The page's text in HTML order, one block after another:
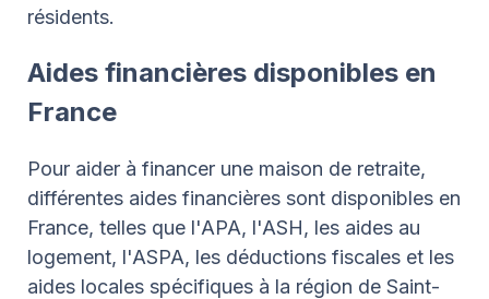
résidents.
Aides financières disponibles en
France
Pour aider à financer une maison de retraite,
différentes aides financières sont disponibles en
France, telles que l'APA, l'ASH, les aides au
logement, l'ASPA, les déductions fiscales et les
aides locales spécifiques à la région de Saint-